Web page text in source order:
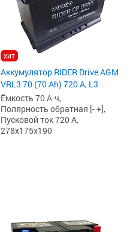
хит
Аккумулятор RIDER Drive AGM
VRL3 70 (70 Ah) 720 А, L3
Ёмкость 70 А·ч,
Полярность обратная [- +],
Пусковой ток 720 А,
278x175x190